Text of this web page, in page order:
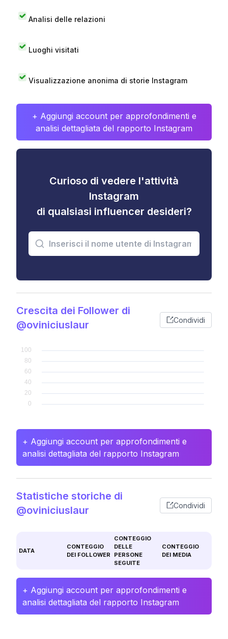
Analisi delle relazioni
Luoghi visitati
Visualizzazione anonima di storie Instagram
+ Aggiungi account per approfondimenti e
analisi dettagliata del rapporto Instagram
Curioso di vedere l'attività
Instagram
di qualsiasi influencer desideri?
Crescita dei Follower di
@oviniciuslaur
Condividi
+ Aggiungi account per approfondimenti e
analisi dettagliata del rapporto Instagram
Statistiche storiche di
@oviniciuslaur
Condividi
DATA
CONTEGGIO
DEI FOLLOWER
CONTEGGIO
DELLE
PERSONE
SEGUITE
CONTEGGIO
DEI MEDIA
+ Aggiungi account per approfondimenti e
analisi dettagliata del rapporto Instagram